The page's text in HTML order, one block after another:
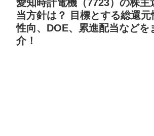
愛知時計電機（7723）の株主
当方針は？ 目標とする総還元
性向、DOE、累進配当などを
介！